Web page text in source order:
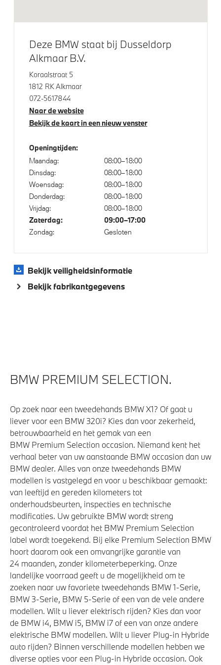
Glazen panoramadak
Raamomlijsting M hoogglans Shadow Line
M Sportremsysteem Rot
Extra getint glas
M Hoogglans Shadow Line met uitgebreide omvang
LED koplampen
LED achterlichten
Klimaatbeheersing
Automatische 3-zone Airconditioning
Bandenspanningsweergavesysteem
bestuurderzijde
Comfort Access
Cruise control
Active Cruise Control
Driving Assistant
Achteruitrijcamera
Draadloos oplaadstation
Aandrijving en onderstel
Laadkabel (Mode 3, 22kW)
Automatische 8-traps Steptronic sporttransmissie
Anti blokkeer systeem
Veiligheid
Akoestische waarschuwing voor voetgangers
Airbag bestuurder
Park Distance Control (PDC) voor en achter
Deze BMW staat bij Dusseldorp
Alkmaar B.V.
Koraalstraat 5
1812 RK Alkmaar
072-5617844
Naar de website
Bekijk de kaart in een nieuw venster
Openingtijden:
Maandag:
08:00–18:00
Dinsdag:
08:00–18:00
Woensdag:
08:00–18:00
Donderdag:
08:00–18:00
Vrijdag:
08:00–18:00
Zaterdag: 09:00–17:00
Zondag: Gesloten
Bekijk veiligheidsinformatie
Bekijk fabrikantgegevens
BMW PREMIUM SELECTION.
Op zoek naar een tweedehands BMW X1? Of gaat u
liever voor een BMW 320i? Kies dan voor zekerheid,
betrouwbaarheid en het gemak van een
BMW Premium Selection occasion. Niemand kent het
verhaal beter van uw aanstaande BMW occasion dan uw
BMW dealer. Alles van onze tweedehands BMW
modellen is vastgelegd en voor u beschikbaar gemaakt:
van leeftijd en gereden kilometers tot
onderhoudsbeurten, inspecties en technische
modificaties. Uw gebruikte BMW wordt streng
gecontroleerd voordat het BMW Premium Selection
label wordt toegekend. Bij elke Premium Selection BMW
hoort daarom ook een omvangrijke garantie van
24 maanden, zonder kilometerbeperking. Onze
landelijke voorraad geeft u de mogelijkheid om te
zoeken naar uw favoriete tweedehands BMW 1-Serie,
BMW 3-Serie, BMW 5-Serie of een van de vele andere
modellen. Wilt u liever elektrisch rijden? Kies dan voor
de BMW i4, BMW i5, BMW i7 of een van onze andere
elektrische BMW modellen. Wilt u liever Plug-in Hybride
auto rijden? Binnen verschillende modellen hebben we
diverse opties voor een Plug-in Hybride occasion. Ook